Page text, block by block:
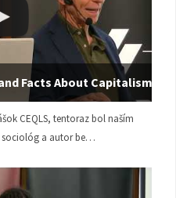
Facts About Capitalism
CEQLS, tentoraz bol naším
sociológ a autor be…